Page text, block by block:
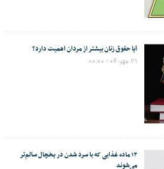
آیا حقوق زنان بیشتر از مردان اهمیت دارد؟
۲۱ مهر ۰۴ - ۰۰:۰۰
۱۲ ماده غذایی که با سرد شدن در یخچال سالم‌تر
می‌شوند